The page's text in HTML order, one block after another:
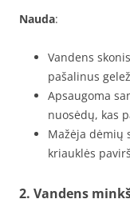
Nauda:
Vandens
pašalinus
Apsaugoma
nuosėdų, kas
Mažėja dėmių
kriauklės
2. Vandens